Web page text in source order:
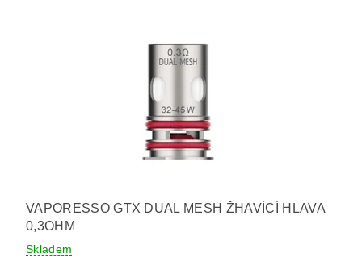
VAPORESSO GTX DUAL MESH ŽHAVÍCÍ HLAVA
0,3OHM
Skladem